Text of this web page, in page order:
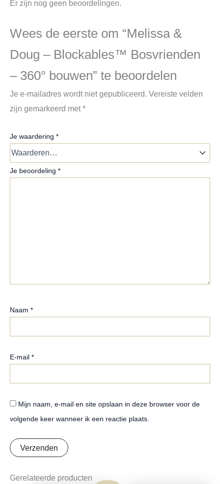
Er zijn nog geen beoordelingen.
Wees de eerste om “Melissa &
Doug – Blockables™ Bosvrienden
– 360° bouwen” te beoordelen
Je e-mailadres wordt niet gepubliceerd. Vereiste velden
zijn gemarkeerd met*
Je waardering *
Je beoordeling *
Naam *
E-mail *
Mijn naam, e-mail en site opslaan in deze browser voor de
volgende keer wanneer ik een reactie plaats.
Gerelateerde producten